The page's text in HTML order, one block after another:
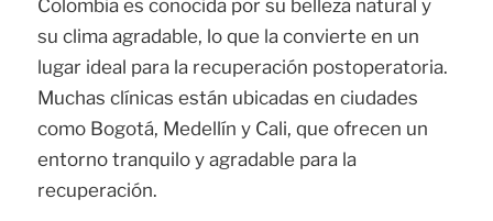
Colombia es conocida por su belleza natural y
su clima agradable, lo que la convierte en un
lugar ideal para la recuperación postoperatoria.
Muchas clínicas están ubicadas en ciudades
como Bogotá, Medellín y Cali, que ofrecen un
entorno tranquilo y agradable para la
recuperación.